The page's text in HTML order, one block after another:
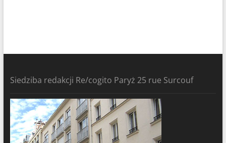
Siedziba redakcji Re/cogito Paryż 25 rue Surcouf